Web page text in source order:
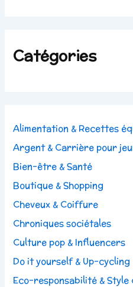
Catégories
Alimentation & Recettes
Argent & Carrière pour
Bien-être & Santé
Boutique & Shopping
Cheveux & Coiffure
Chroniques sociétales
Culture pop & Influencers
Do it yourself & Up-cycling
Eco-responsabilité & Style